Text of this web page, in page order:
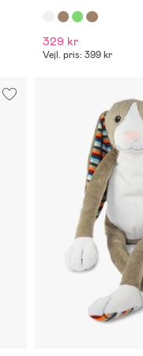
329 kr
Vejl. pris: 399 kr